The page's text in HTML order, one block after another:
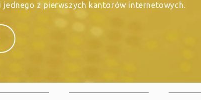
z pierwszych kantorów internetowych.